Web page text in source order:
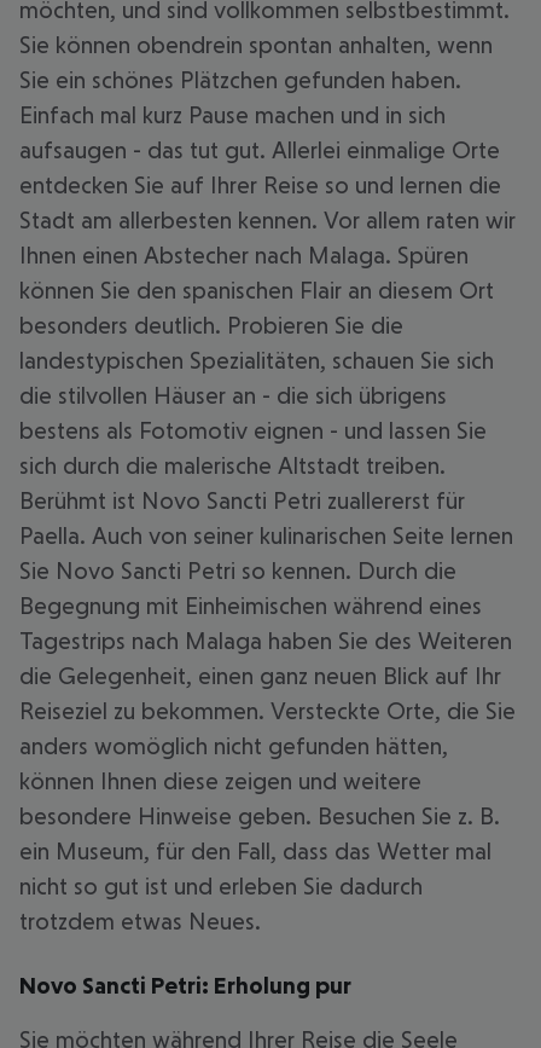
möchten, und sind vollkommen selbstbestimmt.
Sie können obendrein spontan anhalten, wenn
Sie ein schönes Plätzchen gefunden haben.
Einfach mal kurz Pause machen und in sich
aufsaugen - das tut gut. Allerlei einmalige Orte
entdecken Sie auf Ihrer Reise so und lernen die
Stadt am allerbesten kennen. Vor allem raten wir
Ihnen einen Abstecher nach Malaga. Spüren
können Sie den spanischen Flair an diesem Ort
besonders deutlich. Probieren Sie die
landestypischen Spezialitäten, schauen Sie sich
die stilvollen Häuser an - die sich übrigens
bestens als Fotomotiv eignen - und lassen Sie
sich durch die malerische Altstadt treiben.
Berühmt ist Novo Sancti Petri zuallererst für
Paella. Auch von seiner kulinarischen Seite lernen
Sie Novo Sancti Petri so kennen. Durch die
Begegnung mit Einheimischen während eines
Tagestrips nach Malaga haben Sie des Weiteren
die Gelegenheit, einen ganz neuen Blick auf Ihr
Reiseziel zu bekommen. Versteckte Orte, die Sie
anders womöglich nicht gefunden hätten,
können Ihnen diese zeigen und weitere
besondere Hinweise geben. Besuchen Sie z. B.
ein Museum, für den Fall, dass das Wetter mal
nicht so gut ist und erleben Sie dadurch
trotzdem etwas Neues.
Novo Sancti Petri: Erholung pur
Sie möchten während Ihrer Reise die Seele